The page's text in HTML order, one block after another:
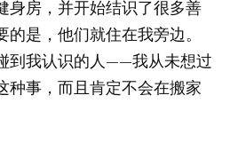
身房，并开始结识了很多善
是，他们就住在我旁边。
到我认识的人——我从未想过
种事，而且肯定不会在搬家